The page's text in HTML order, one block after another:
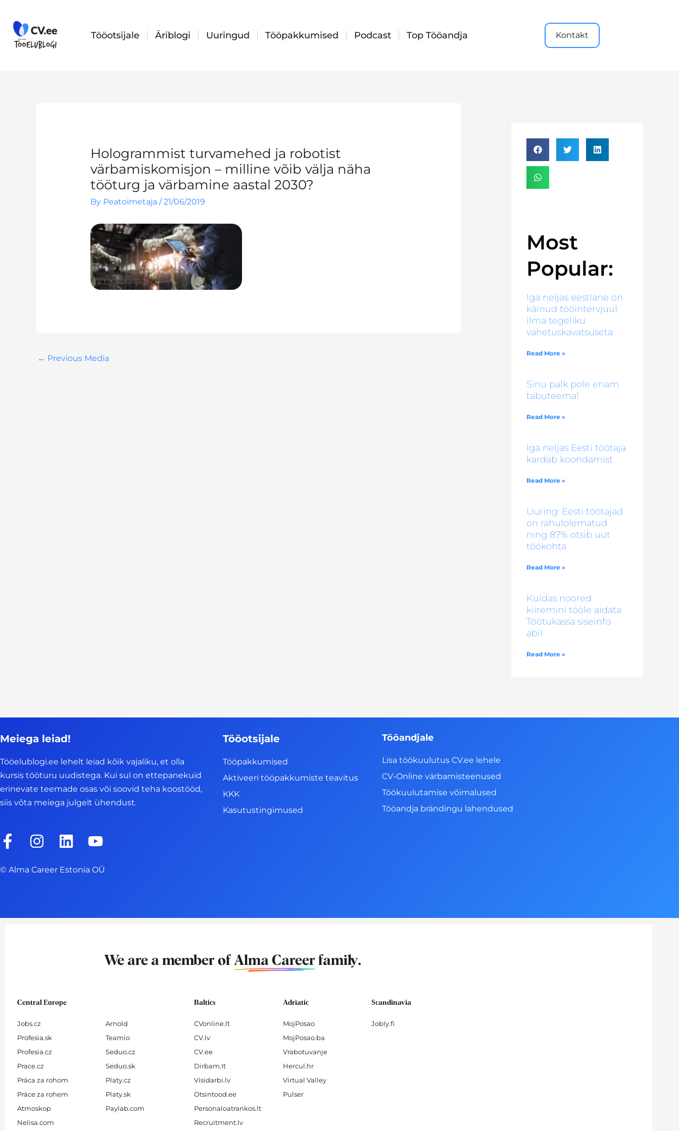
content
Tööotsijale Äriblogi Uuringud Tööpakkumised Podcast Top Tööandja Kontakt
Hologrammist turvamehed ja robotist
värbamiskomisjon – milline võib välja näha
tööturg ja värbamine aastal 2030?
By Peatoimetaja /21/06/2019
← Previous Media
Most
Popular:
Iga neljas eestlane on
käinud tööintervjuul
ilma tegeliku
vahetuskavatsuseta
Read More »
Sinu palk pole enam
tabuteema!
Read More »
Iga neljas Eesti töötaja
kardab koondamist
Read More »
Uuring: Eesti töötajad
on rahulolematud
ning 87% otsib uut
töökohta
Read More »
Kuidas noored
kiiremini tööle aidata
Töötukassa siseinfo
abil
Read More »
Meiega leiad!
Tööelublogi.ee lehelt leiad kõik vajaliku, et olla
kursis tööturu uudistega. Kui sul on ettepanekuid
erinevate teemade osas või soovid teha koostööd,
siis võta meiega julgelt ühendust.
F
c
o
I
s
g
L
n
d
Y
u
b
© Alma Career Estonia OÜ
Tööotsijale
Tööpakkumised
Aktiveeri tööpakkumiste teavitus
KKK
Kasutustingimused
Tööandjale
Lisa töökuulutus CV.ee lehele
CV-Online värbamisteenused
Töökuulutamise võimalused
Tööandja brändingu lahendused
We are a member of Alma Careerfamily.
Central Europe
Jobs.cz
Profesia.sk
Profesia.cz
Prace.cz
Práca za rohom
Práce za rohem
Atmoskop
Nelisa.com
Arnold
Teamio
Seduo.cz
Seduo.sk
Platy.cz
Platy.sk
Paylab.com
Baltics
CVonline.lt
CV.lv
CV.ee
Dirbam.It
Visidarbi.lv
Otsintood.ee
Personaloatrankos.lt
Recruitment.lv
Adriatic
MojPosao
MojPosao.ba
Vrabotuvanje
Hercul.hr
Virtual Valley
Pulser
Scandinavia
Jobly.fi